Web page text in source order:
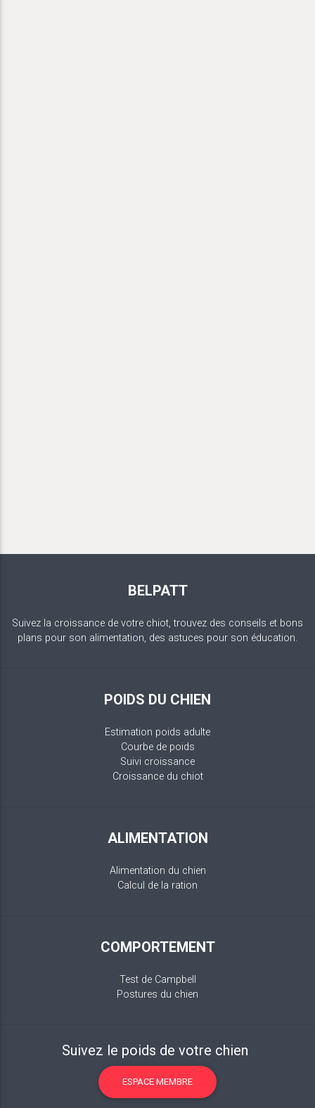
BELPATT
Suivez la croissance de votre chiot, trouvez des conseils et bons
plans pour son alimentation, des astuces pour son éducation.
POIDS DU CHIEN
Estimation poids adulte
Courbe de poids
Suivi croissance
Croissance du chiot
ALIMENTATION
Alimentation du chien
Calcul de la ration
COMPORTEMENT
Test de Campbell
Postures du chien
Suivez le poids de votre chien
ESPACE MEMBRE